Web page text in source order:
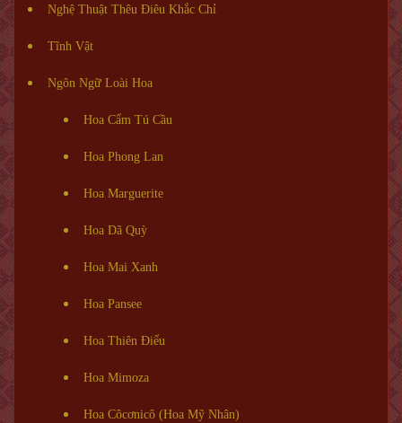
Nghệ Thuật Thêu Điêu Khắc Chỉ
Tĩnh Vật
Ngôn Ngữ Loài Hoa
Hoa Cẩm Tú Cầu
Hoa Phong Lan
Hoa Marguerite
Hoa Dã Quỳ
Hoa Mai Xanh
Hoa Pansee
Hoa Thiên Điểu
Hoa Mimoza
Hoa Côcơnicô (Hoa Mỹ Nhân)